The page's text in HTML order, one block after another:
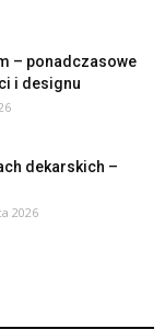
– ponadczasowe
i designu
dekarskich –
2026